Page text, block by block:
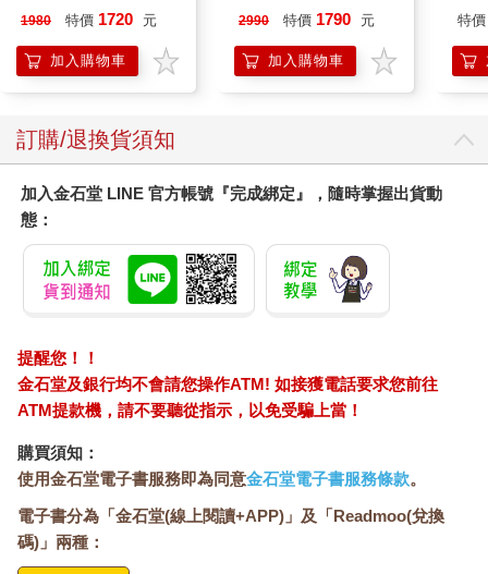
「隱喻」（Metaphor）最早是修辭學概念，原意是希臘語中的
「轉換」一詞。Meta本身有「超越、之外」等意思，而phor是
「傳送」。有趣的是，在現代希臘文中如果使用「metaphor」，
則用以指把行李移到馬車或電車上的載運工具。如果放在文學，
過程。
提到「隱喻」這個概念，你或許也會接著聯想起明喻、轉喻、換
喻等國文課曾經提過的修辭概念，甚至想起那個暴力的考題拆解
法：句子裡有「是、為、乃」是隱喻；而「像、彷彿、比較」則
喻」的修辭。隱喻是以「兩物之間的相似性」來作為「間接」暗
示的比喻。透過想像、暗示的方式將A物視作B物—儘管A與B本身
各自無關，但藉由兩者之間某些幽微而相通的性質、情感或想
所以「明喻」和「隱喻」最大的區別是：明喻有強烈的從屬關
係，主體明確，但隱喻則否之。以王鷗行（Ocean Vuong）的自
傳體小說《此生，你我皆短暫燦爛》（On Earth We’re Briefly
其一，是一段短小而充滿張力的同性情愫：「我們坐在田邊工具
間的屋頂，夏日快結束，但熱氣依舊，襯衫像未蛻之皮黏在身
其二，描寫戰亂、女性、在美國年輕士兵槍口之下的移民者時，
生於越南、兩歲隨著母親搬到美國的王鷗行如此寫道：「女人站
按鍵在上方)
1980 特價 1720 元
加入購物車
儀
2990 特價 1790 元
加入購物車
特價
訂購/退換貨須知
加入金石堂 LINE 官方帳號『完成綁定』，隨時掌握出貨動
態：
提醒您！！
金石堂及銀行均不會請您操作ATM! 如接獲電話要求您前往
ATM提款機，請不要聽從指示，以免受騙上當！
購買須知：
使用金石堂電子書服務即為同意金石堂電子書服務條款。
電子書分為「金石堂(線上閱讀+APP)」及「Readmoo(兌換
碼)」兩種：